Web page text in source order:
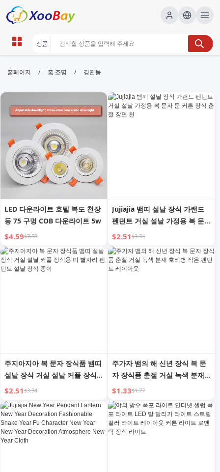
경관등 | XOOBAY B2B/B2C
경관등, 조명, 조경, wholesale 경관등, XOOBAY
경관등설치와관리팁과사례정보를제공합니다
홈페이지 / 홈 조명 / 경관등
LED 다운라이트 호텔 복도 천장
등 75 구멍 COB 다운라이트 5w
$4.59$7.59
Jujiajia 뱀띠 설날 장식 가랜드
펜던트 거실 설날 가정용 복 문
자 문 커튼 장식 춘절 장면 천
$2.51$3.34
주지아지아 복 문자 장식품 뱀띠
설날 장식 거실 설날 커플 장식
용 띠 별자리 펜던트 설날 장식
종이
$2.51$3.34
주가자 뱀의 해 신년 장식 복 문
자 장식품 춘절 거실 녹색 분재
호리병 작은 펜던트 레이아웃
$1.33$1.77